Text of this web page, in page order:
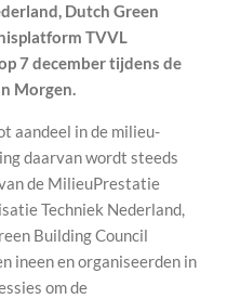
Dutch Green
TVVL
7 december tijdens de
Morgen.
aandeel in de milieu-
daarvan wordt steeds
de MilieuPrestatie
Techniek Nederland,
Building Council
ineen en organiseerden in
om de